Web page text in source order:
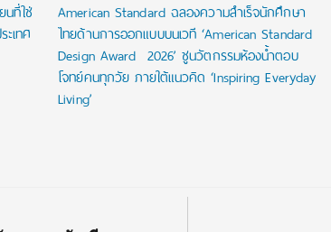
นที่ใช่
เทศ
American Standard ฉลองความสำเร็จนักศึกษา
ไทยด้านการออกแบบบนเวที ‘American Standard
Design Award 2026’ ชูนวัตกรรมห้องน้ำตอบ
โจทย์คนทุกวัย ภายใต้แนวคิด ‘Inspiring Everyday
Living’